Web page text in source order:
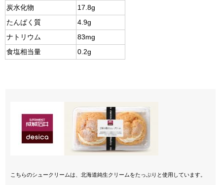
炭水化物
17.8g
たんぱく質
4.9g
ナトリウム
83mg
食塩相当量
0.2g
こちらのシュークリームは、北海道純生クリームをたっぷりと使用しています。